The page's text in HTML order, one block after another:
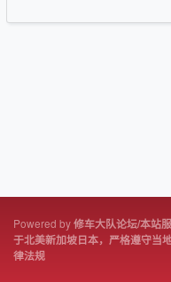
Powered by修车大队论坛/本站
于北美新加坡日本，严格遵守当
律法规